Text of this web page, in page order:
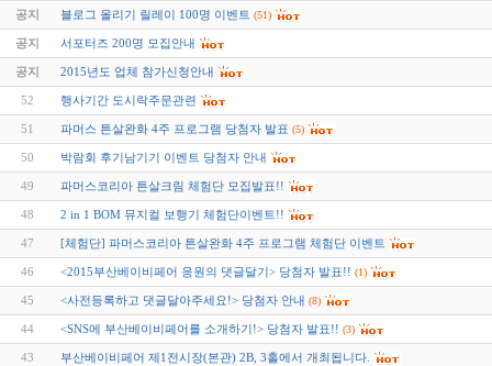
공지 블로그 올리기 릴레이 100명 이벤트 (51)
공지 서포터즈 200명 모집안내
공지 2015년도 업체 참가신청안내
52 행사기간 도시락주문관련
51 파머스 튼살완화 4주 프로그램 당첨자 발표 (5)
50 박람회 후기남기기 이벤트 당첨자 안내
49 파머스코리아 튼살크림 체험단 모집발표!!
48 2 in 1 BOM 뮤지컬 보행기 체험단이벤트!!
47 [체험단] 파머스코리아 튼살완화 4주 프로그램 체험단 이벤트
46 <2015부산베이비페어 응원의 댓글달기> 당첨자 발표!! (1)
45 <사전등록하고 댓글달아주세요!> 당첨자 안내 (8)
44 <SNS에 부산베이비페어를 소개하기!> 당첨자 발표!! (3)
43 부산베이비페어 제1전시장(본관) 2B, 3홀에서 개최됩니다.